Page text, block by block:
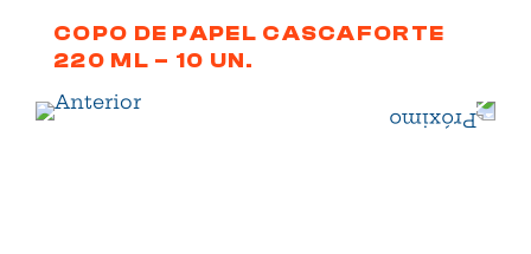
COPO DE PAPEL CASCAFORTE
220 ML – 10 UN.